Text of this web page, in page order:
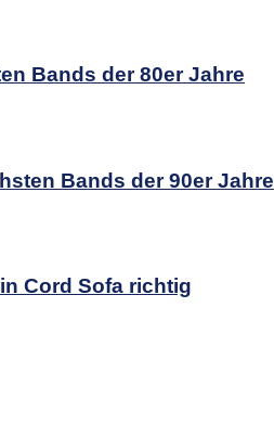
Bands der 80er Jahre
Bands der 90er Jahre
Cord Sofa richtig